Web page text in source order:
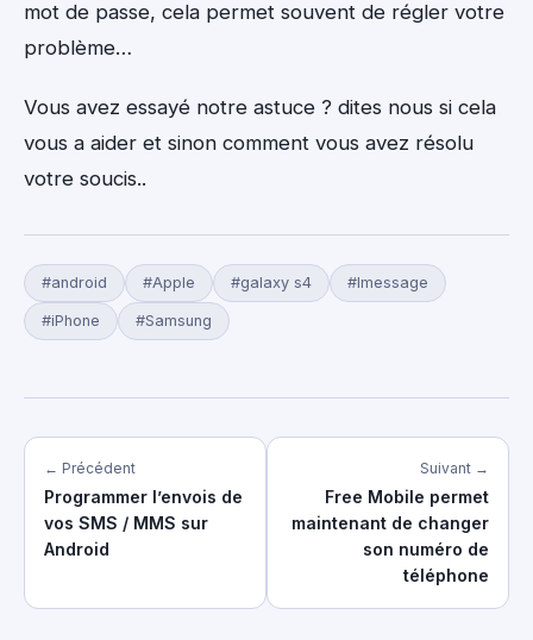
mot de passe, cela permet souvent de régler votre
problème…
Vous avez essayé notre astuce ? dites nous si cela
vous a aider et sinon comment vous avez résolu
votre soucis..
#android #Apple #galaxy s4 #Imessage
#iPhone #Samsung
← Précédent
Programmer l’envois de
vos SMS / MMS sur
Android
Suivant →
Free Mobile permet
maintenant de changer
son numéro de
téléphone